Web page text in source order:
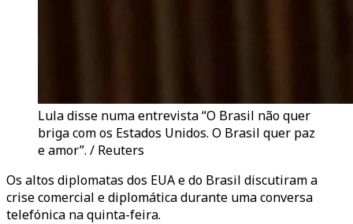
Lula disse numa entrevista “O Brasil não quer
briga com os Estados Unidos. O Brasil quer paz
e amor”. / Reuters
Os altos diplomatas dos EUA e do Brasil discutiram a
crise comercial e diplomática durante uma conversa
telefónica na quinta-feira.